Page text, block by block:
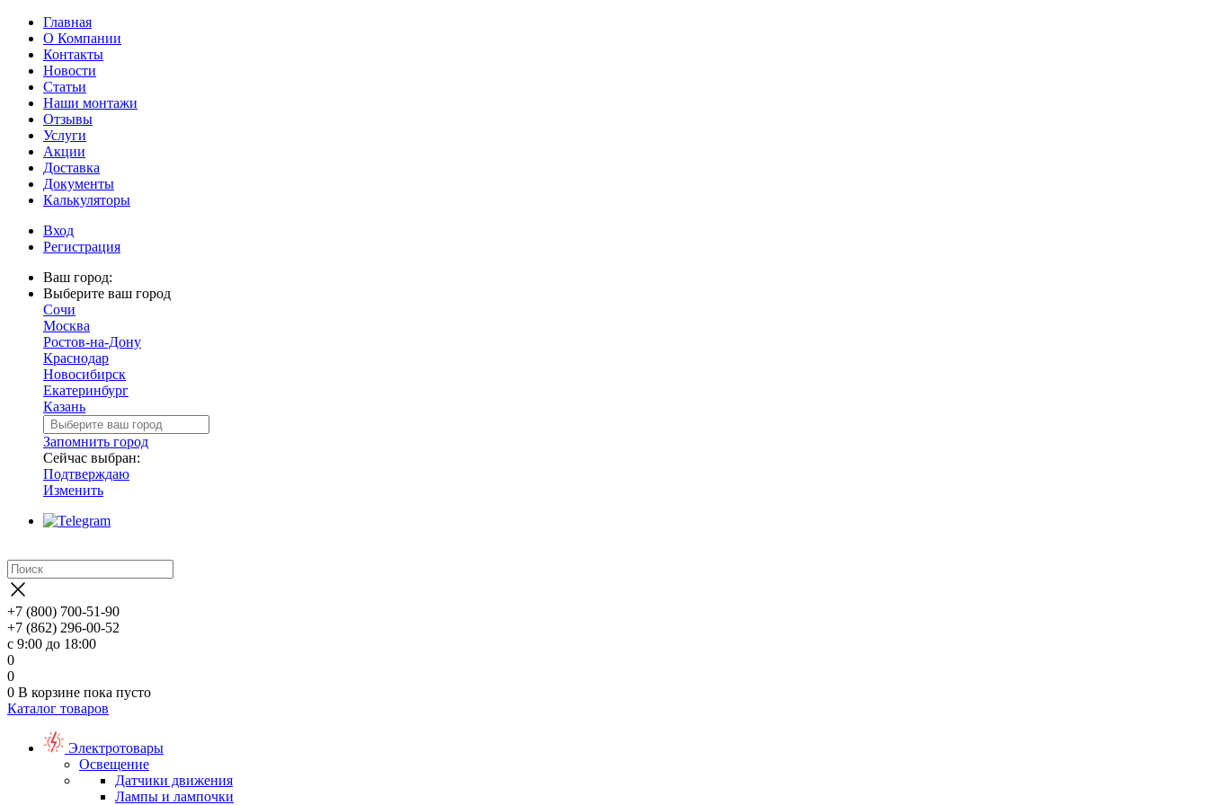
Главная
О Компании
Контакты
Новости
Статьи
Наши монтажи
Отзывы
Услуги
Акции
Доставка
Документы
Калькуляторы
Вход
Регистрация
Ваш город:
Выберите ваш город
Сочи
Москва
Ростов-на-Дону
Краснодар
Новосибирск
Екатеринбург
Казань
Запомнить город
Сейчас выбран:
Подтверждаю
Изменить
+7 (800) 700-51-90
+7 (862) 296-00-52
с 9:00 до 18:00
0
0
0 В корзине пока пусто
Каталог товаров
Электротовары
Освещение
Датчики движения
Лампы и лампочки